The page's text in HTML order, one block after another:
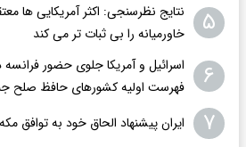
۵
نتایج نظرسنجی: اکثر آمریکایی ها
خاورمیانه را بی ثبات تر می کند
۶
اسرائیل و آمریکا جلوی حضور فرانسه
فهرست اولیه کشورهای حافظ صلح
۷ ایران پیشنهاد الحاق خود به توافق